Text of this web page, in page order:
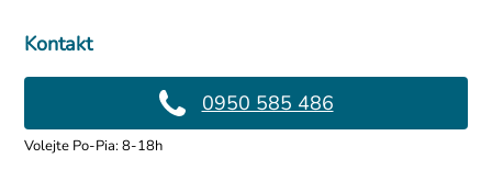
Kontakt
0950 585 486
Volejte Po-Pia: 8-18h